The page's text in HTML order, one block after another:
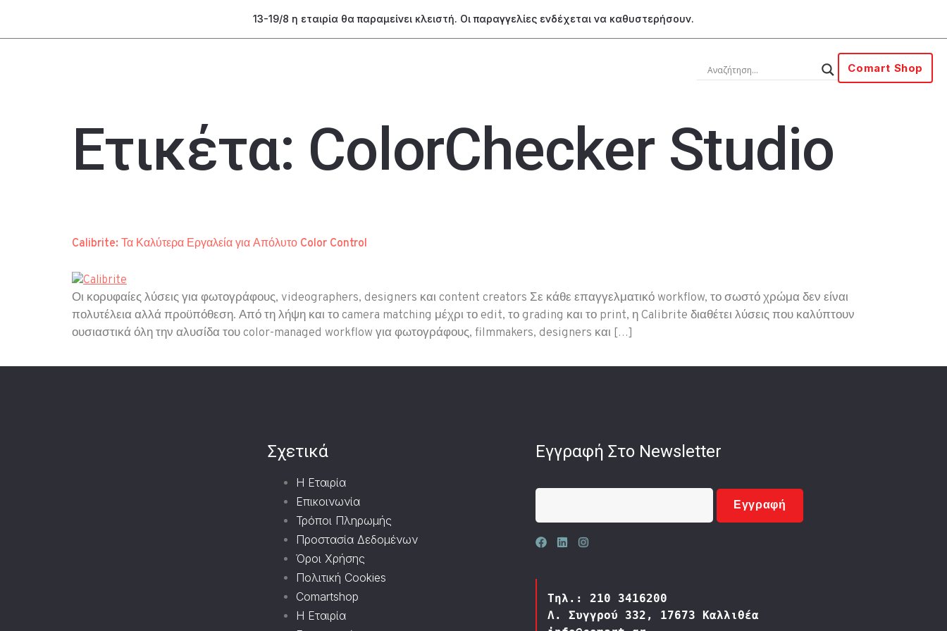
13-19/8 η εταιρία θα παραμείνει κλειστή. Οι παραγγελίες ενδέχεται να καθυστερήσουν.
Comart Shop
Ετικέτα: ColorChecker Studio
Calibrite: Τα Καλύτερα Εργαλεία για Απόλυτο Color Control
Οι κορυφαίες λύσεις για φωτογράφους, videographers, designers και content creators Σε κάθε επαγγελματικό workflow, το σωστό χρώμα δεν είναι
πολυτέλεια αλλά προϋπόθεση. Από τη λήψη και το camera matching μέχρι το edit, το grading και το print, η Calibrite διαθέτει λύσεις που καλύπτουν
ουσιαστικά όλη την αλυσίδα του color-managed workflow για φωτογράφους, filmmakers, designers και […]
Σχετικά
Η Εταιρία
Επικοινωνία
Τρόποι Πληρωμής
Προστασία Δεδομένων
Όροι Χρήσης
Πολιτική Cookies
Comartshop
Η Εταιρία
Εγγραφή Στο Newsletter
Εγγραφή
Τηλ.: 210 3416200
Λ. Συγγρού 332, 17673 Καλλιθέα